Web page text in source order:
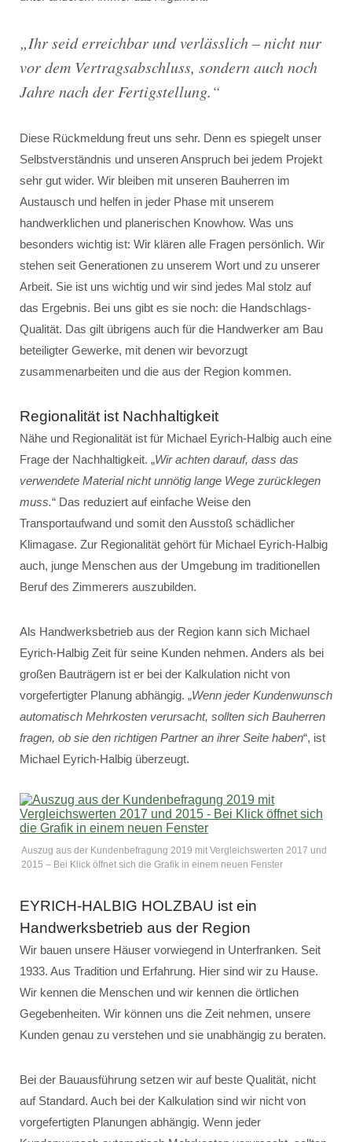
„Ihr seid erreichbar und verlässlich – nicht nur
vor dem Vertragsabschluss, sondern auch noch
Jahre nach der Fertigstellung.“
Diese Rückmeldung freut uns sehr. Denn es spiegelt unser
Selbstverständnis und unseren Anspruch bei jedem Projekt
sehr gut wider. Wir bleiben mit unseren Bauherren im
Austausch und helfen in jeder Phase mit unserem
handwerklichen und planerischen Knowhow. Was uns
besonders wichtig ist: Wir klären alle Fragen persönlich. Wir
stehen seit Generationen zu unserem Wort und zu unserer
Arbeit. Sie ist uns wichtig und wir sind jedes Mal stolz auf
das Ergebnis. Bei uns gibt es sie noch: die Handschlags-
Qualität. Das gilt übrigens auch für die Handwerker am Bau
beteiligter Gewerke, mit denen wir bevorzugt
zusammenarbeiten und die aus der Region kommen.
Regionalität ist Nachhaltigkeit
Nähe und Regionalität ist für Michael Eyrich-Halbig auch eine
Frage der Nachhaltigkeit. „Wir achten darauf, dass das
verwendete Material nicht unnötig lange Wege zurücklegen
muss.“ Das reduziert auf einfache Weise den
Transportaufwand und somit den Ausstoß schädlicher
Klimagase. Zur Regionalität gehört für Michael Eyrich-Halbig
auch, junge Menschen aus der Umgebung im traditionellen
Beruf des Zimmerers auszubilden.
Als Handwerksbetrieb aus der Region kann sich Michael
Eyrich-Halbig Zeit für seine Kunden nehmen. Anders als bei
großen Bauträgern ist er bei der Kalkulation nicht von
vorgefertigter Planung abhängig. „Wenn jeder Kundenwunsch
automatisch Mehrkosten verursacht, sollten sich Bauherren
fragen, ob sie den richtigen Partner an ihrer Seite haben“, ist
Michael Eyrich-Halbig überzeugt.
Auszug aus der Kundenbefragung 2019 mit Vergleichswerten 2017 und
2015 – Bei Klick öffnet sich die Grafik in einem neuen Fenster
EYRICH-HALBIG HOLZBAU ist ein
Handwerksbetrieb aus der Region
Wir bauen unsere Häuser vorwiegend in Unterfranken. Seit
1933. Aus Tradition und Erfahrung. Hier sind wir zu Hause.
Wir kennen die Menschen und wir kennen die örtlichen
Gegebenheiten. Wir können uns die Zeit nehmen, unsere
Kunden genau zu verstehen und sie unabhängig zu beraten.
Bei der Bauausführung setzen wir auf beste Qualität, nicht
auf Standard. Auch bei der Kalkulation sind wir nicht von
vorgefertigten Planungen abhängig. Wenn jeder